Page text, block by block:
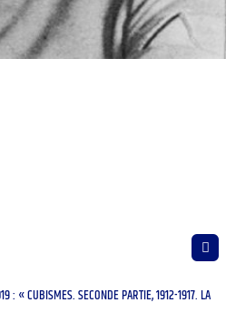
: « CUBISMES. SECONDE PARTIE, 1912-1917. LA